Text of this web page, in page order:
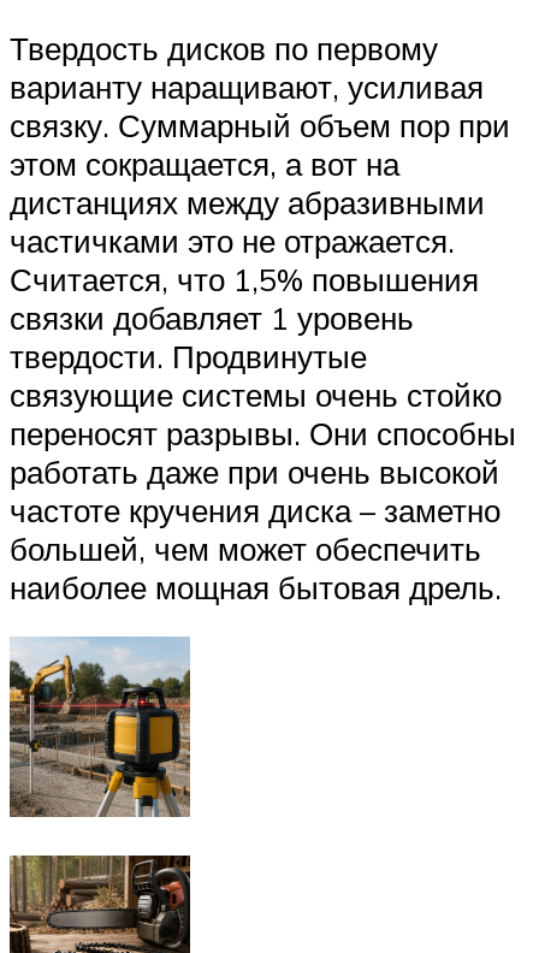
Твердость дисков по первому
варианту наращивают, усиливая
связку. Суммарный объем пор при
этом сокращается, а вот на
дистанциях между абразивными
частичками это не отражается.
Считается, что 1,5% повышения
связки добавляет 1 уровень
твердости. Продвинутые
связующие системы очень стойко
переносят разрывы. Они способны
работать даже при очень высокой
частоте кручения диска – заметно
большей, чем может обеспечить
наиболее мощная бытовая дрель.